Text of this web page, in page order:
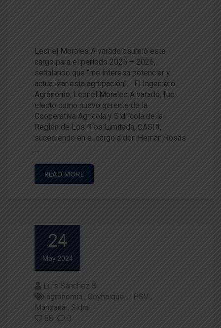
Leonel Morales Alvarado asumió este
cargo para el período 2025 – 2026,
señalando que “me interesa potenciar y
actualizar esta agrupación”. El Ingeniero
Agrónomo, Leonel Morales Alvarado, fue
electo como nuevo gerente de la
Cooperativa Agrícola y Sidrícola de la
Región de Los Ríos Limitada, CASIR,
sucediendo en el cargo a don Hernán Rosas
READ MORE
24
May 2024
Luis Sánchez S
agronomía
Coyhaique.
IPSV
Manzana
Sidra
88
0